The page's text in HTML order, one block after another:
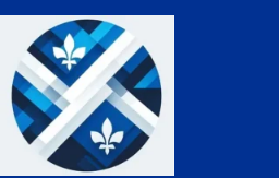
Aller
contenu